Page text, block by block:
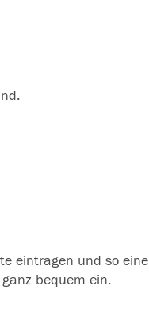
eintragen und so eine
bequem ein.